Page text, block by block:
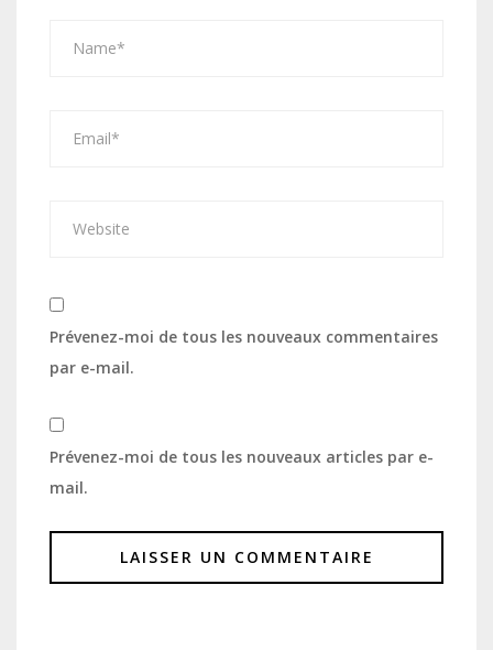
Prévenez-moi de tous les nouveaux commentaires
par e-mail.
Prévenez-moi de tous les nouveaux articles par e-
mail.